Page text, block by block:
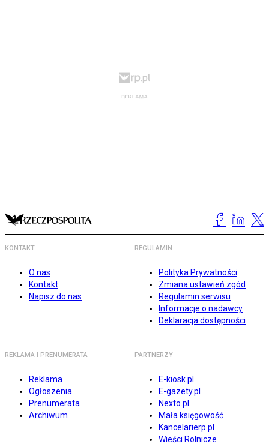
KONTAKT
O nas
Kontakt
Napisz do nas
REGULAMIN
Polityka Prywatności
Zmiana ustawień zgód
Regulamin serwisu
Informacje o nadawcy
Deklaracja dostępności
REKLAMA I PRENUMERATA
Reklama
Ogłoszenia
Prenumerata
Archiwum
PARTNERZY
E-kiosk.pl
E-gazety.pl
Nexto.pl
Mała księgowość
Kancelarierp.pl
Wieści Rolnicze